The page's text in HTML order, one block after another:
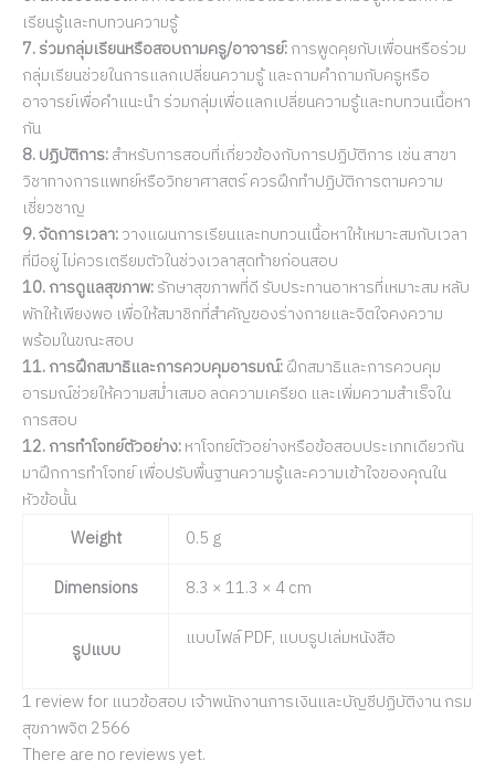
เรียนรู้และทบทวนความรู้
7. ร่วมกลุ่มเรียนหรือสอบถามครู/อาจารย์:การพูดคุยกับเพื่อนหรือร่วม
กลุ่มเรียนช่วยในการแลกเปลี่ยนความรู้ และถามคำถามกับครูหรือ
อาจารย์เพื่อคำแนะนำ ร่วมกลุ่มเพื่อแลกเปลี่ยนความรู้และทบทวนเนื้อหา
กัน
8. ปฏิบัติการ:สำหรับการสอบที่เกี่ยวข้องกับการปฏิบัติการ เช่น สาขา
วิชาทางการแพทย์หรือวิทยาศาสตร์ ควรฝึกทำปฏิบัติการตามความ
เชี่ยวชาญ
9. จัดการเวลา:วางแผนการเรียนและทบทวนเนื้อหาให้เหมาะสมกับเวลา
ที่มีอยู่ ไม่ควรเตรียมตัวในช่วงเวลาสุดท้ายก่อนสอบ
10. การดูแลสุขภาพ:รักษาสุขภาพที่ดี รับประทานอาหารที่เหมาะสม หลับ
พักให้เพียงพอ เพื่อให้สมาชิกที่สำคัญของร่างกายและจิตใจคงความ
พร้อมในขณะสอบ
11. การฝึกสมาธิและการควบคุมอารมณ์:ฝึกสมาธิและการควบคุม
อารมณ์ช่วยให้ความสม่ำเสมอ ลดความเครียด และเพิ่มความสำเร็จใน
การสอบ
12. การทำโจทย์ตัวอย่าง:หาโจทย์ตัวอย่างหรือข้อสอบประเภทเดียวกัน
มาฝึกการทำโจทย์ เพื่อปรับพื้นฐานความรู้และความเข้าใจของคุณใน
หัวข้อนั้น
Weight
0.5 g
Dimensions
8.3 × 11.3 × 4 cm
รูปแบบ แบบไฟล์ PDF, แบบรูปเล่มหนังสือ
1 review for แนวข้อสอบ เจ้าพนักงานการเงินและบัญชีปฏิบัติงาน กรม
สุขภาพจิต 2566
There are no reviews yet.